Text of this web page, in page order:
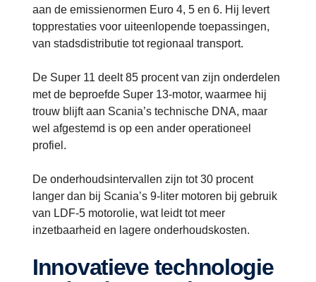
aan de emissienormen Euro 4, 5 en 6. Hij levert
topprestaties voor uiteenlopende toepassingen,
van stadsdistributie tot regionaal transport.
De Super 11 deelt 85 procent van zijn onderdelen
met de beproefde Super 13-motor, waarmee hij
trouw blijft aan Scania’s technische DNA, maar
wel afgestemd is op een ander operationeel
profiel.
De onderhoudsintervallen zijn tot 30 procent
langer dan bij Scania’s 9-liter motoren bij gebruik
van LDF-5 motorolie, wat leidt tot meer
inzetbaarheid en lagere onderhoudskosten.
Innovatieve technologie